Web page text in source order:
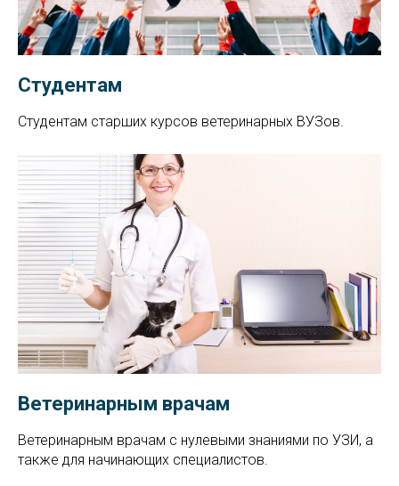
Студентам
Студентам старших курсов ветеринарных ВУЗов.
Ветеринарным врачам
Ветеринарным врачам с нулевыми знаниями по УЗИ, а
также для начинающих специалистов.